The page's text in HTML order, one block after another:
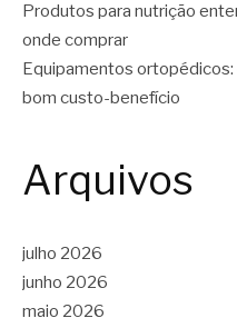
Produtos para nutrição
onde comprar
Equipamentos
bom custo-benefício
Arquivos
julho 2026
junho 2026
maio 2026